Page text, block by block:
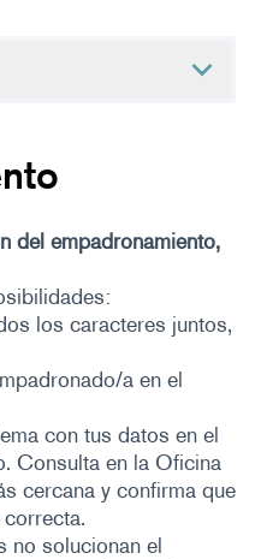
del empadronamiento,
los caracteres juntos,
a en el
con tus datos en el
Consulta en la Oficina
externo)
cercana y confirma que
no solucionan el